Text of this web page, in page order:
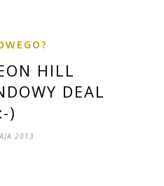
HILL
DEAL
:-)
2013